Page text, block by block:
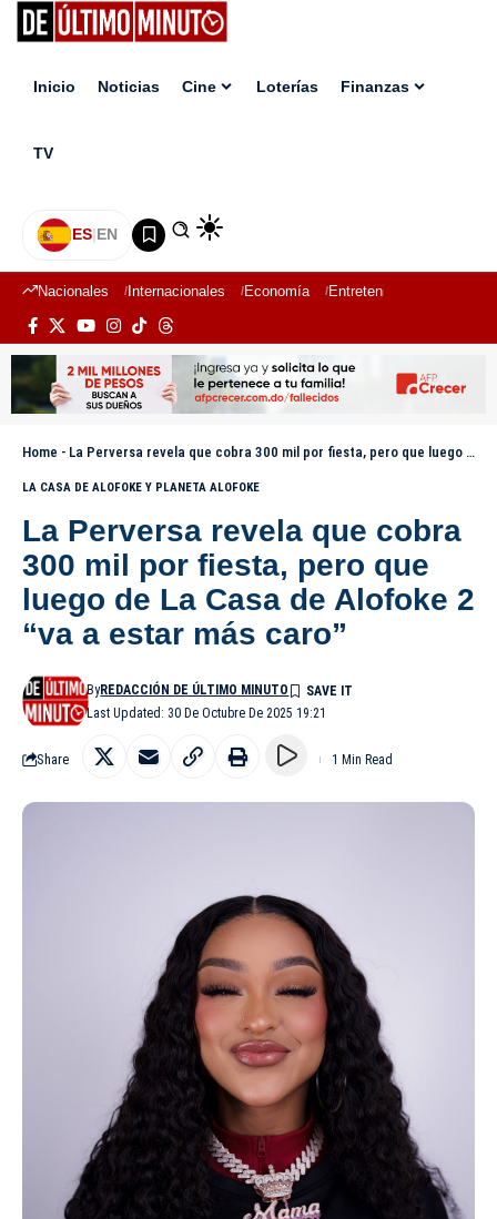
Inicio Noticias Cine Loterías Finanzas
TV
ES|EN
Nacionales Internacionales Economía Entretenimiento
Home - La Perversa revela que cobra 300 mil por fiesta, pero que luego de La Casa de Alofoke 2 “va a estar más caro”
LA CASA DE ALOFOKE Y PLANETA ALOFOKE
La Perversa revela que cobra
300 mil por fiesta, pero que
luego de La Casa de Alofoke 2
“va a estar más caro”
Last Updated: 30 De Octubre De 2025 19:21
ByREDACCIÓN DE ÚLTIMO MINUTO
Share 1 Min Read